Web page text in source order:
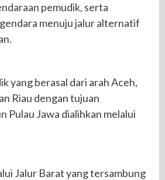
pemudik, serta
menuju jalur alternatif
yang berasal dari arah Aceh,
Riau dengan tujuan
Pulau Jawa dialihkan melalui
Jalur Barat yang tersambung